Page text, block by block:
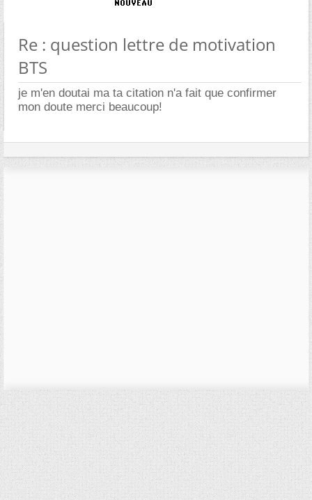
Re : question lettre de motivation
BTS
je m'en doutai ma ta citation n'a fait que confirmer
mon doute merci beaucoup!